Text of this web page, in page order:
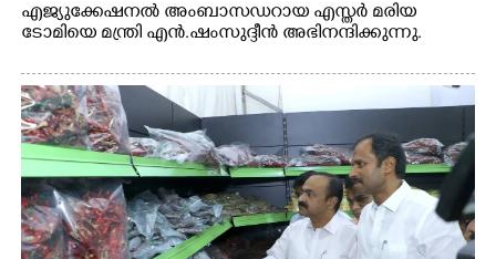
എജ്യുക്കേഷനൽ അംബാസഡറായ എസ്തർ മരിയ
ടോമിയെ മന്ത്രി എൻ.ഷംസുദ്ദീൻ അഭിനന്ദിക്കുന്നു.